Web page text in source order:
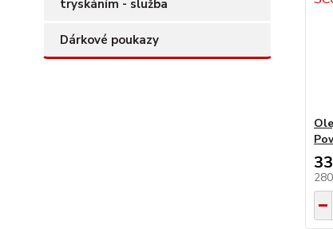
tryskáním - služba
Dárkové poukazy